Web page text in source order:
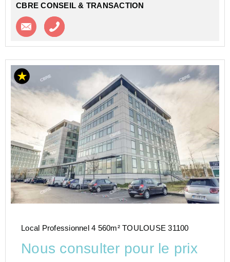
CBRE CONSEIL & TRANSACTION
Contacter l'agence
Local Professionnel 4 560m² TOULOUSE 31100
Nous consulter pour le prix